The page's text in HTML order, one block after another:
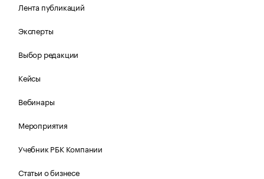
Лента публикаций
Эксперты
Выбор редакции
Кейсы
Вебинары
Мероприятия
Учебник РБК Компании
Статьи о бизнесе